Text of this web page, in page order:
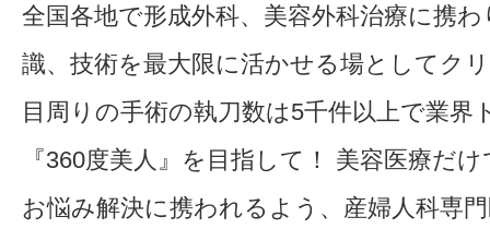
全国各地で形成外科、美容外科治療に携
識、技術を最大限に活かせる場としてク
目周りの手術の執刀数は5千件以上で業界
『360度美人』を目指して！ 美容医療だ
お悩み解決に携われるよう、産婦人科専